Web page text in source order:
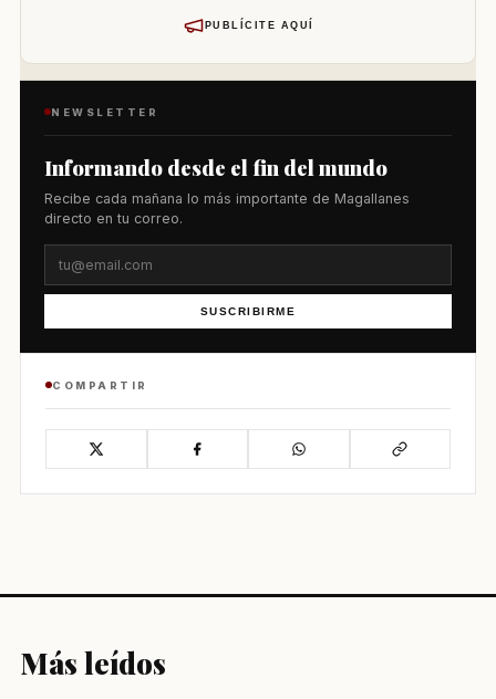
PUBLÍCITE AQUÍ
NEWSLETTER
Informando desde el fin del mundo
Recibe cada mañana lo más importante de Magallanes
directo en tu correo.
SUSCRIBIRME
COMPARTIR
Más leídos